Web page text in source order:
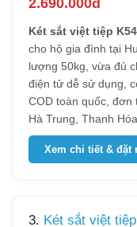
2.690.000đ
Két sắt việt tiệp
cho hộ gia đình tại
lượng 50kg, vừa đủ
điện tử dễ sử dụng,
COD toàn quốc, đơn
Hà Trung, Thanh
Xem chi tiết & đặt
3. Két sắt việt